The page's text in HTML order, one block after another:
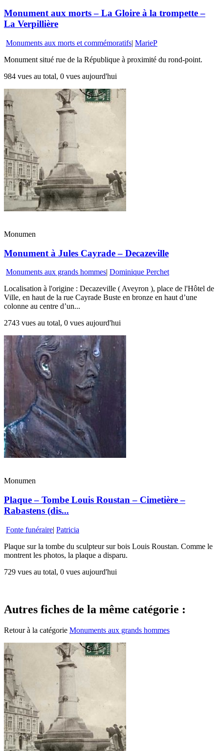
Monument aux morts – La Gloire à la trompette –
La Verpillière
Monuments aux morts et commémoratifs| MarieP
Monument situé rue de la République à proximité du rond-point.
984 vues au total, 0 vues aujourd'hui
Monumen
Monument à Jules Cayrade – Decazeville
Monuments aux grands hommes| Dominique Perchet
Localisation à l'origine : Decazeville ( Aveyron ), place de l'Hôtel de
Ville, en haut de la rue Cayrade Buste en bronze en haut d’une
colonne au centre d’un...
2743 vues au total, 0 vues aujourd'hui
Monumen
Plaque – Tombe Louis Roustan – Cimetière –
Rabastens (dis...
Fonte funéraire| Patricia
Plaque sur la tombe du sculpteur sur bois Louis Roustan. Comme le
montrent les photos, la plaque a disparu.
729 vues au total, 0 vues aujourd'hui
Autres fiches de la même catégorie :
Retour à la catégorie Monuments aux grands hommes